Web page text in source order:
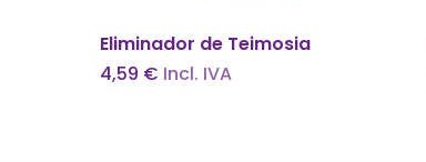
Adicionar
Eliminador de Teimosia
4,59 € Incl. IVA